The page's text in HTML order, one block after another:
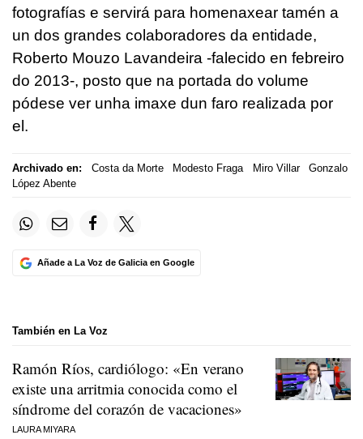
fotografías e servirá para homenaxear tamén a
un dos grandes colaboradores da entidade,
Roberto Mouzo Lavandeira -falecido en febreiro
do 2013-, posto que na portada do volume
pódese ver unha imaxe dun faro realizada por
el.
Archivado en: Costa da Morte Modesto Fraga Miro Villar
Gonzalo
López Abente
Añade a La Voz de Galicia en Google
También en La Voz
Ramón Ríos, cardiólogo: «En verano
existe una arritmia conocida como el
síndrome del corazón de vacaciones»
LAURA MIYARA